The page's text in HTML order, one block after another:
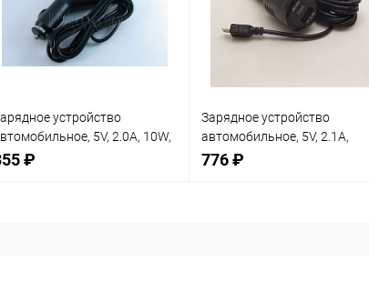
устройство
5V, 2.0A, 10W,
miniUSB (5pin), вх: 12-
₽
Зарядное устройство
автомобильное, 5V, 2.1A,
10.5W, штекер: miniUSB (5pin),
776 ₽